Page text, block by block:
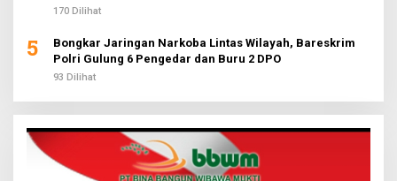
170 Dilihat
5
Bongkar Jaringan Narkoba Lintas Wilayah, Bareskrim
Polri Gulung 6 Pengedar dan Buru 2 DPO
93 Dilihat